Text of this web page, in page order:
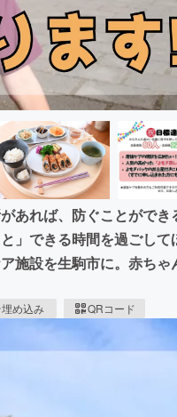
CAMPFIREふるさと納税
あれば、防ぐことができ
」できる時間を過ごして
施設を生駒市に。赤ちゃ
埋め込み QRコード